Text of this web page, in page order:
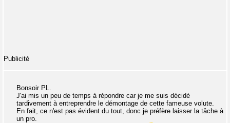
Publicité
Bonsoir PL.
J'ai mis un peu de temps à répondre car je me suis décidé
tardivement à entreprendre le démontage de cette fameuse volute.
En fait, ce n'est pas évident du tout, donc je préfère laisser la tâche à
un pro.